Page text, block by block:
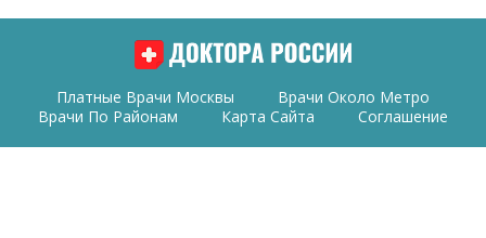
Платные Врачи Москвы
Врачи Около Метро
Врачи По Районам
Карта Сайта Соглашение